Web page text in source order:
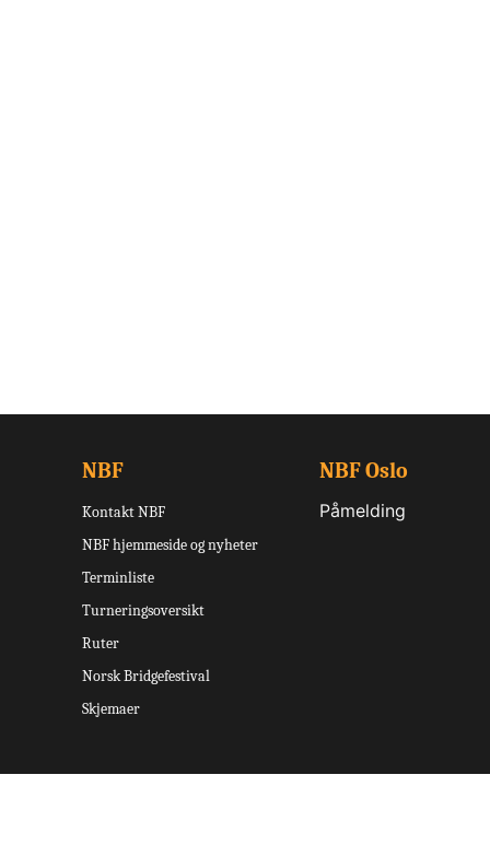
NBF
Kontakt NBF
NBF hjemmeside og nyheter
Terminliste
Turneringsoversikt
Ruter
Norsk Bridgefestival
Skjemaer
NBF Oslo
Påmelding